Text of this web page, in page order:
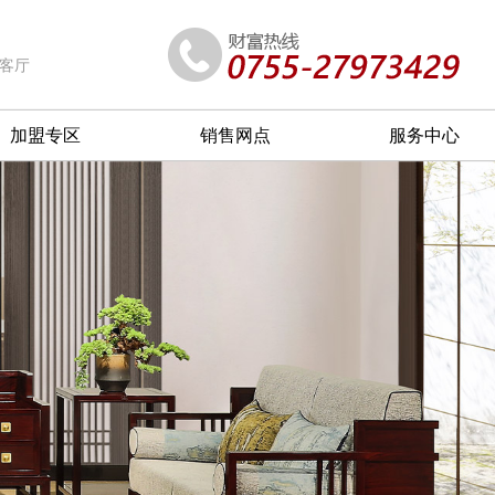
客厅
加盟专区 销售网点 服务中心